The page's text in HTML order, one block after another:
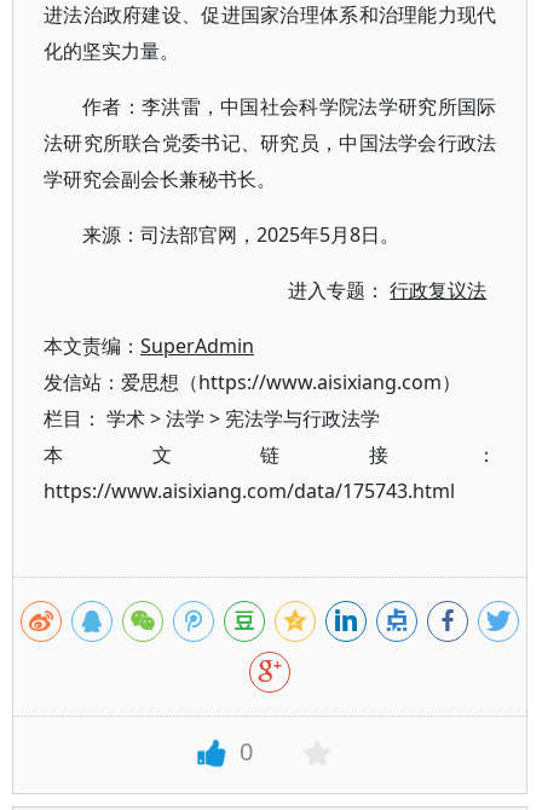
进法治政府建设、促进国家治理体系和治理能力现代
化的坚实力量。
作者：李洪雷，中国社会科学院法学研究所国际
法研究所联合党委书记、研究员，中国法学会行政法
学研究会副会长兼秘书长。
来源：司法部官网，2025年5月8日。
进入专题：行政复议法
本文责编： SuperAdmin
发信站：爱思想（https://www.aisixiang.com）
栏目： 学术>法学 > 宪法学与行政法学
本文链接：
https://www.aisixiang.com/data/175743.html
0